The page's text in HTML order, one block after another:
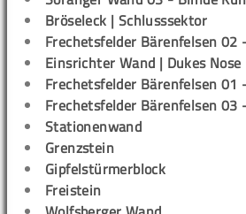
Bröseleck | Schlusssektor
Frechetsfelder Bärenfelsen 02
Einsrichter Wand | Dukes Nose
Frechetsfelder Bärenfelsen 01
Frechetsfelder Bärenfelsen 03
Stationenwand
Grenzstein
Gipfelstürmerblock
Freistein